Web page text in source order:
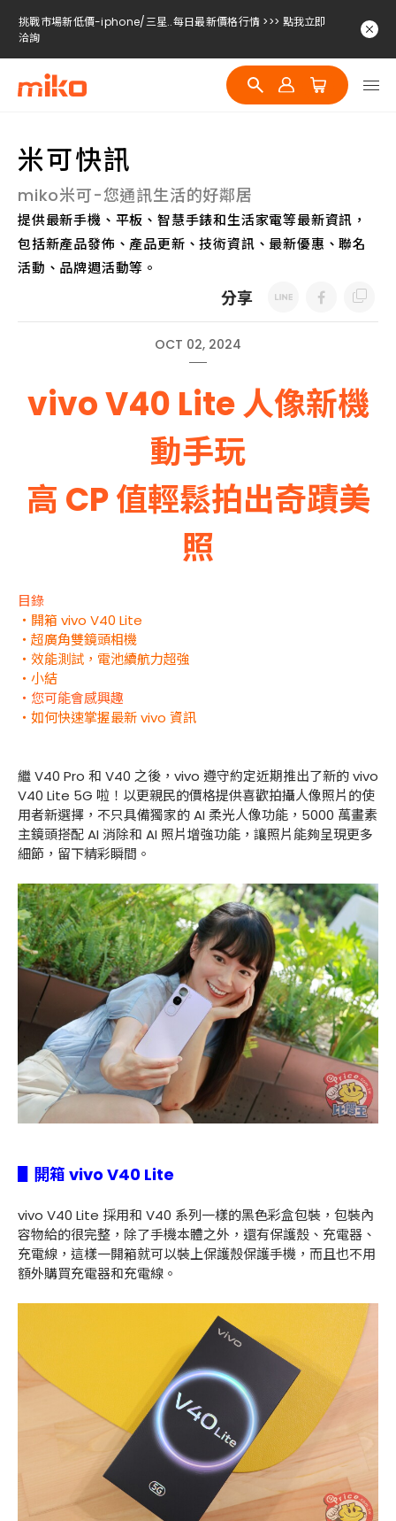
挑戰市場新低價-iphone/三星..每日最新價格行情 >>> 點我立即
洽詢
挑戰市場新低價-iphone/三星..每日最新價格行情 >>> 點我立即
洽詢
挑戰市場新低價-iphone/三星..每日最新價格行情 >>> 點我立即
挑戰市場新低價-iphone/三星..每日最新價格行情 >>> 點我立即
洽詢
米可快訊
miko米可-您通訊生活的好鄰居
提供最新手機、平板、智慧手錶和生活家電等最新資訊，
包括新產品發佈、產品更新、技術資訊、最新優惠、聯名
活動、品牌週活動等。
分享
OCT 02, 2024
vivo V40 Lite 人像新機
動手玩
高 CP 值輕鬆拍出奇蹟美
照
目錄
・開箱 vivo V40 Lite
・超廣角雙鏡頭相機
・效能測試，電池續航力超強
・小結
・您可能會感興趣
・如何快速掌握最新 vivo 資訊
繼 V40 Pro 和 V40 之後，vivo 遵守約定近期推出了新的 vivo
V40 Lite 5G 啦！以更親民的價格提供喜歡拍攝人像照片的使
用者新選擇，不只具備獨家的 AI 柔光人像功能，5000 萬畫素
主鏡頭搭配 AI 消除和 AI 照片增強功能，讓照片能夠呈現更多
細節，留下精彩瞬間。
▋開箱 vivo V40 Lite
vivo V40 Lite 採用和 V40 系列一樣的黑色彩盒包裝，包裝內
容物給的很完整，除了手機本體之外，還有保護殼、充電器、
充電線，這樣一開箱就可以裝上保護殼保護手機，而且也不用
額外購買充電器和充電線。